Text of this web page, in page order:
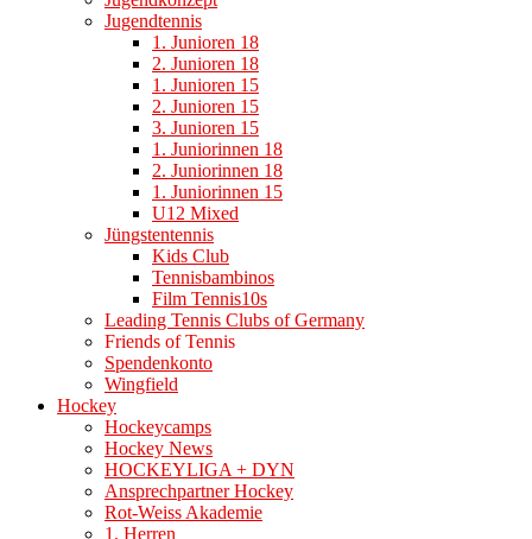
Jugendtennis
1. Junioren 18
2. Junioren 18
1. Junioren 15
2. Junioren 15
3. Junioren 15
1. Juniorinnen 18
2. Juniorinnen 18
1. Juniorinnen 15
U12 Mixed
Jüngstentennis
Kids Club
Tennisbambinos
Film Tennis10s
Leading Tennis Clubs of Germany
Friends of Tennis
Spendenkonto
Wingfield
Hockey
Hockeycamps
Hockey News
HOCKEYLIGA + DYN
Ansprechpartner Hockey
Rot-Weiss Akademie
1. Herren